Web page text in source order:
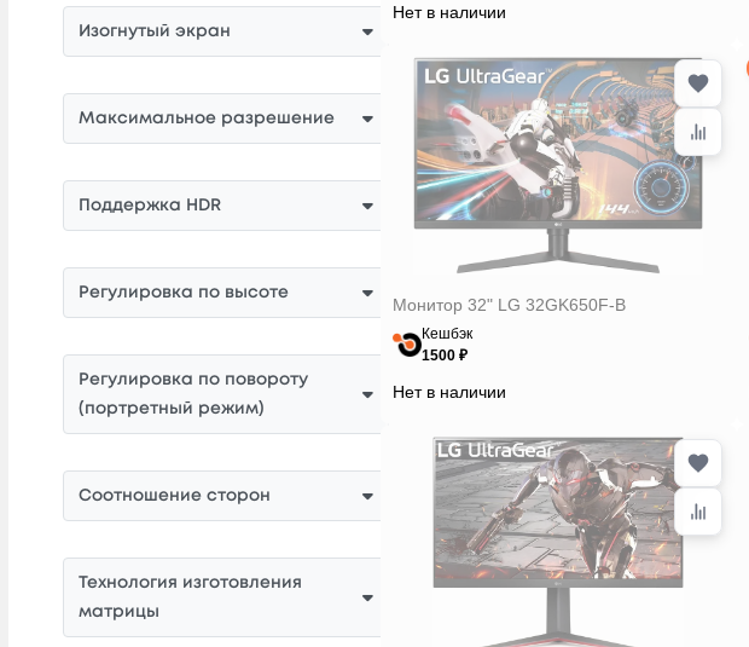
Изогнутый экран
Максимальное разрешение
Поддержка HDR
Регулировка по высоте
Регулировка по повороту
(портретный режим)
Соотношение сторон
Технология изготовления
матрицы
Нет в наличии
Монитор 32" LG 32GK650F-B
Кешбэк
1500 ₽
Нет в наличии